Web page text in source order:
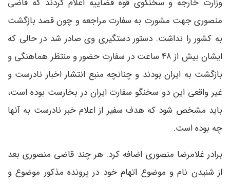
منصوری جهت مشورت به سفارت مراجعه و چون قصد بازگشت
به کشور را نداشت. دستور دستگیری وی صادر شد در حالی که
ایشان بیش از 48 ساعت در سفارت حضور و منتظر هماهنگی و
بازگشت به ایران بودند و چنانچه منبع انتشار اخبار نادرست و
غیر واقعی این دو سخنگو سفارت ایران در بخارست بوده است،
باید مشخص شود که هدف سفیر از اعلام خبر نادرست به آنها
چه بوده است.
برادر غلامرضا منصوری اضافه کرد: هر چند قاضی منصوری بعد
از شنیدن نام و موضوع اتهام خود در پرونده مذکور موضوع و